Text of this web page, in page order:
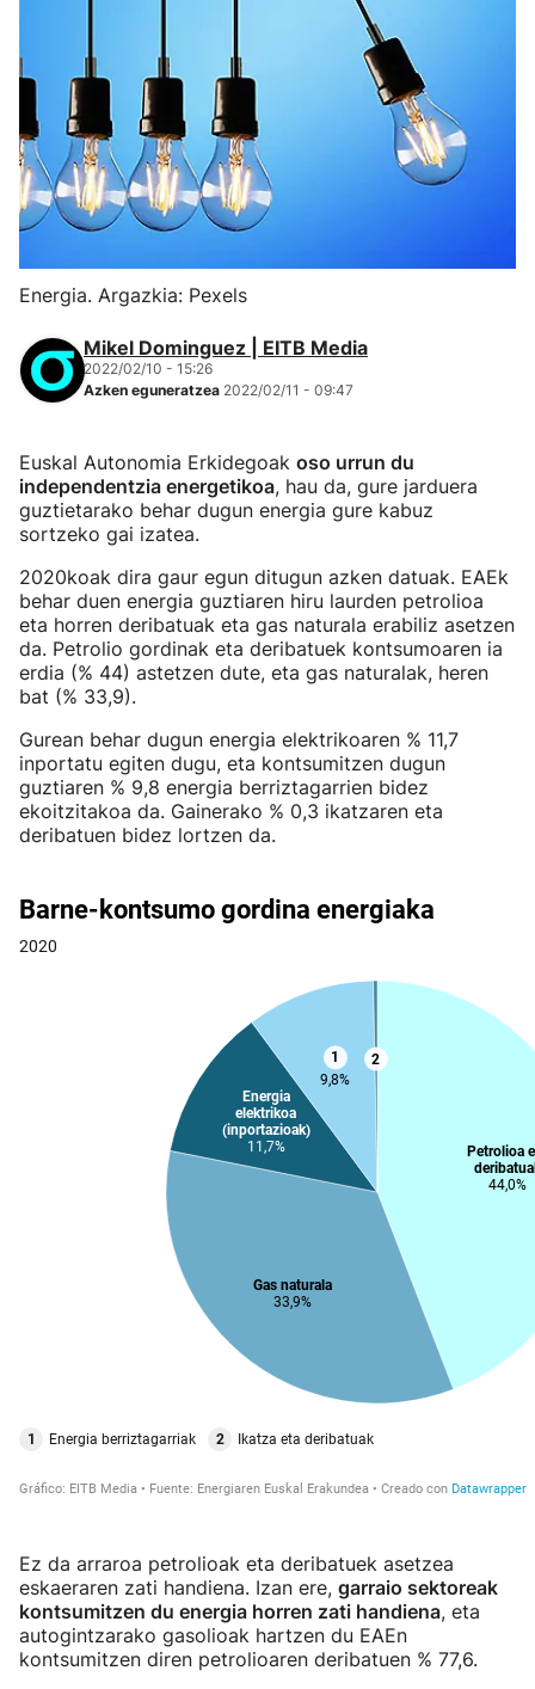
Energia. Argazkia: Pexels
Mikel Dominguez | EITB Media
2022/02/10 - 15:26
Azken eguneratzea 2022/02/11 - 09:47
Euskal Autonomia Erkidegoak oso urrun du
independentzia energetikoa, hau da, gure jarduera
guztietarako behar dugun energia gure kabuz
sortzeko gai izatea.
2020koak dira gaur egun ditugun azken datuak. EAEk
behar duen energia guztiaren hiru laurden petrolioa
eta horren deribatuak eta gas naturala erabiliz asetzen
da. Petrolio gordinak eta deribatuek kontsumoaren ia
erdia (% 44) astetzen dute, eta gas naturalak, heren
bat (% 33,9).
Gurean behar dugun energia elektrikoaren % 11,7
inportatu egiten dugu, eta kontsumitzen dugun
guztiaren % 9,8 energia berriztagarrien bidez
ekoitzitakoa da. Gainerako % 0,3 ikatzaren eta
deribatuen bidez lortzen da.
Ez da arraroa petrolioak eta deribatuek asetzea
eskaeraren zati handiena. Izan ere, garraio sektoreak
kontsumitzen du energia horren zati handiena, eta
autogintzarako gasolioak hartzen du EAEn
kontsumitzen diren petrolioaren deribatuen % 77,6.